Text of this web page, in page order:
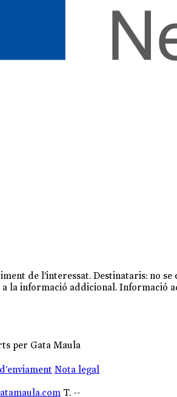
de l'interessat. Destinataris: no
informació addicional. Informació
per Gata Maula
Nota legal
T. --